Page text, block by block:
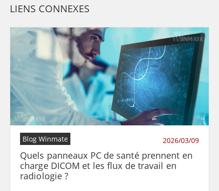
LIENS CONNEXES
Blog Winmate 2026/03/09
Quels panneaux PC de santé prennent en
charge DICOM et les flux de travail en
radiologie ?